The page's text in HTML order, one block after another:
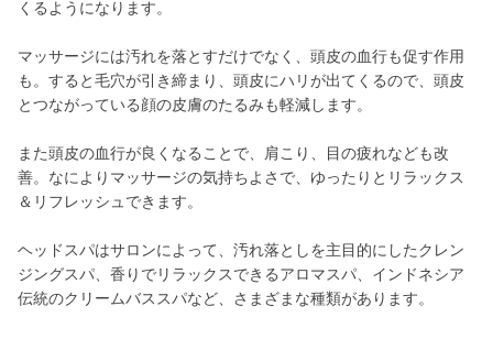
くるようになります。
マッサージには汚れを落とすだけでなく、頭皮の血行も促す作用
も。すると毛穴が引き締まり、頭皮にハリが出てくるので、頭皮
とつながっている顔の皮膚のたるみも軽減します。
また頭皮の血行が良くなることで、肩こり、目の疲れなども改
善。なによりマッサージの気持ちよさで、ゆったりとリラックス
＆リフレッシュできます。
ヘッドスパはサロンによって、汚れ落としを主目的にしたクレン
ジングスパ、香りでリラックスできるアロマスパ、インドネシア
伝統のクリームバススパなど、さまざまな種類があります。